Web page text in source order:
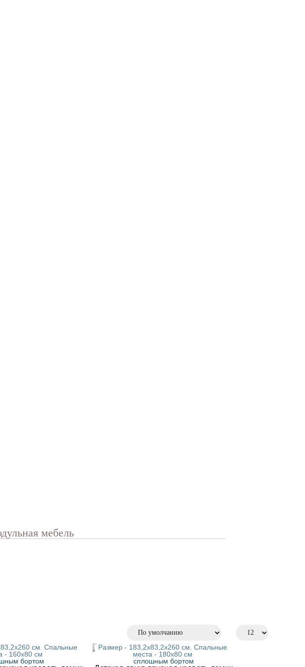
мебель
см. Спальные
- 160x80 см
Размер - 183,2х83,2х260 см. Спальные
места - 180x80 см